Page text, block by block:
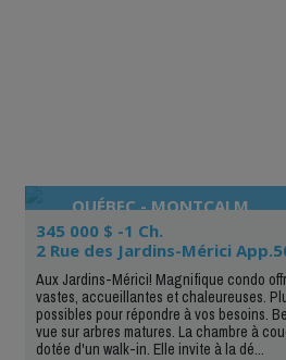
QUÉBEC - MONTCALM
345 000 $ -1 Ch.
2 Rue des Jardins-Mérici
Aux Jardins-Mérici! Magnifique condo
vastes, accueillantes et chaleureuses.
possibles pour répondre à vos besoins.
vue sur arbres matures. La chambre à
dotée d'un walk-in. Elle invite à la dé...